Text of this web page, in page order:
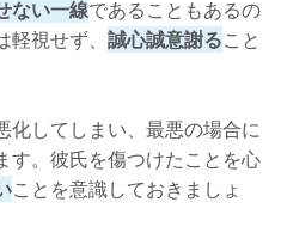
ない一線であることもあるの
視せず、 誠心誠意謝ること
化してしまい、最悪の場合に
す。彼氏を傷つけたことを心
ことを意識しておきましょ